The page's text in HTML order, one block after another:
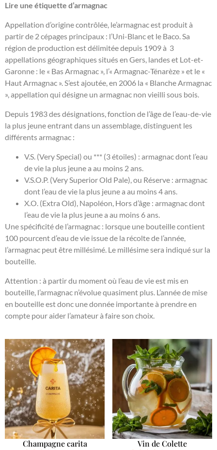
Lire une étiquette d’armagnac
Appellation d’origine contrôlée, le’armagnac est produit à
partir de 2 cépages principaux : l’Uni-Blanc et le Baco. Sa
région de production est délimitée depuis 1909 à 3
appellations géographiques situés en Gers, landes et Lot-et-
Garonne : le « Bas Armagnac », l’« Armagnac-Ténarèze » et le «
Haut Armagnac ». S’est ajoutée, en 2006 la « Blanche Armagnac
», appellation qui désigne un armagnac non vieilli sous bois.
Depuis 1983 des désignations, fonction de l’âge de l’eau-de-vie
la plus jeune entrant dans un assemblage, distinguent les
différents armagnac :
V.S. (Very Special) ou *** (3 étoiles) : armagnac dont l’eau
de vie la plus jeune a au moins 2 ans.
V.S.O.P. (Very Superior Old Pale), ou Réserve : armagnac
dont l’eau de vie la plus jeune a au moins 4 ans.
X.O. (Extra Old), Napoléon, Hors d’âge : armagnac dont
l’eau de vie la plus jeune a au moins 6 ans.
Une spécificité de l’armagnac : lorsque une bouteille contient
100 pourcent d’eau de vie issue de la récolte de l’année,
l’armagnac peut être millésimé. Le millésime sera indiqué sur la
bouteille.
Attention : à partir du moment où l’eau de vie est mis en
bouteille, l’armagnac n’évolue quasiment plus. L’année de mise
en bouteille est donc une donnée importante à prendre en
compte pour aider l’amateur à faire son choix.
Champagne carita Vin de Colette